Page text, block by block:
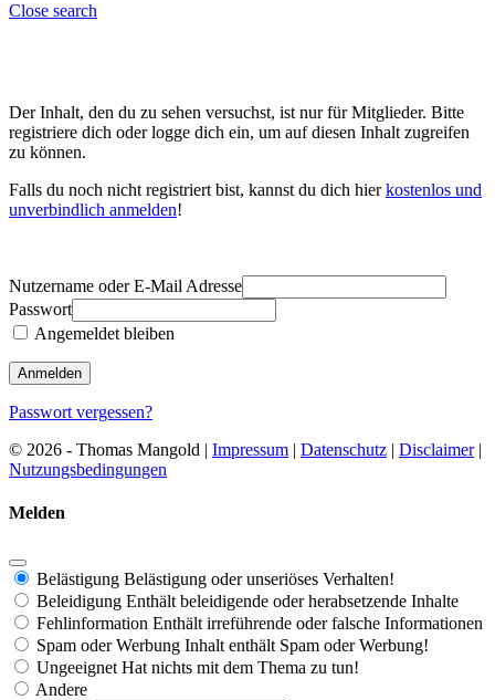
Close search
Der Inhalt, den du zu sehen versuchst, ist nur für Mitglieder. Bitte
registriere dich oder logge dich ein, um auf diesen Inhalt zugreifen
zu können.
Falls du noch nicht registriert bist, kannst du dich hierkostenlos und
unverbindlich anmelden!
Nutzername oder E-Mail Adresse
Passwort
Angemeldet bleiben
Passwort vergessen?
© 2026 - Thomas Mangold | Impressum | Datenschutz | Disclaimer|
Nutzungsbedingungen
Melden
Belästigung Belästigung oder unseriöses Verhalten!
Beleidigung Enthält beleidigende oder herabsetzende Inhalte
Fehlinformation Enthält irreführende oder falsche Informationen
Spam oder Werbung Inhalt enthält Spam oder Werbung!
Ungeeignet Hat nichts mit dem Thema zu tun!
Andere